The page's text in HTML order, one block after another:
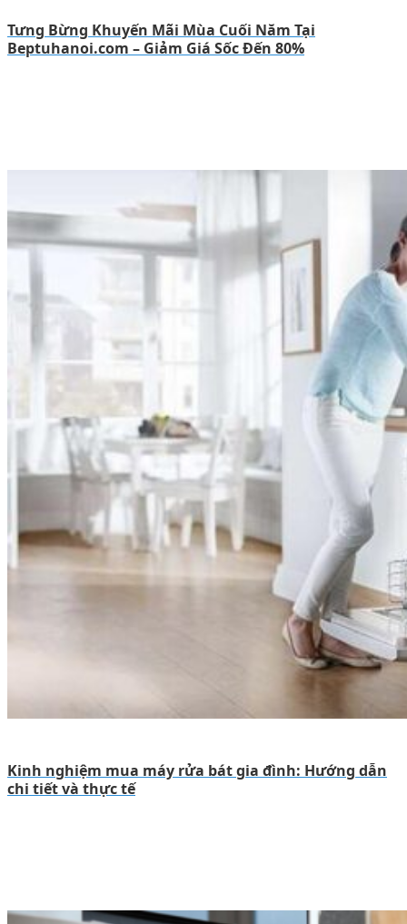
Tưng Bừng Khuyến Mãi Mùa Cuối Năm Tại
Beptuhanoi.com – Giảm Giá Sốc Đến 80%
Kinh nghiệm mua máy rửa bát gia đình: Hướng dẫn
chi tiết và thực tế